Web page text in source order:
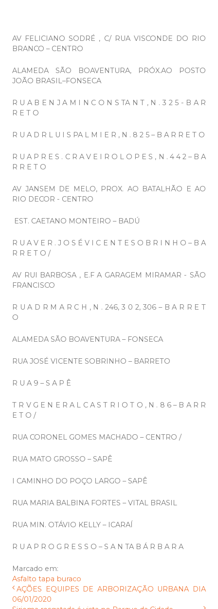
AV FELICIANO SODRÉ , C/ RUA VISCONDE DO RIO
BRANCO – CENTRO
ALAMEDA SÃO BOAVENTURA, PRÓX.AO POSTO
JOÃO BRASIL–FONSECA
R U A B E N J A M I N C O N S TA N T , N . 3 2 5 - B A R
R E T O
R U A D R L U I S PA L M I E R , N . 8 2 5 – B A R R E T O
R U A P R E S . C R A V E I R O L O P E S , N . 4 4 2 – B A
R R E T O
AV JANSEM DE MELO, PROX. AO BATALHÃO E AO
RIO DECOR - CENTRO
EST. CAETANO MONTEIRO – BADÚ
R U A V E R . J O S É V I C E N T E S O B R I N H O – B A
R R E T O /
AV RUI BARBOSA , E.F A GARAGEM MIRAMAR - SÃO
FRANCISCO
R U A D R M A R C H , N . 246, 3 0 2, 306 – B A R R E T
O
ALAMEDA SÃO BOAVENTURA – FONSECA
RUA JOSÉ VICENTE SOBRINHO – BARRETO
R U A 9 – S A P Ê
T R V G E N E R A L C A S T R I O T O , N . 8 6 – B A R R
E T O /
RUA CORONEL GOMES MACHADO – CENTRO /
RUA MATO GROSSO – SAPÊ
I CAMINHO DO POÇO LARGO – SAPÊ
RUA MARIA BALBINA FORTES – VITAL BRASIL
RUA MIN. OTÁVIO KELLY – ICARAÍ
R U A P R O G R E S S O – S A N TA B Á R B A R A
Marcado em:
Asfalto tapa buraco
AÇÕES EQUIPES DE ARBORIZAÇÃO URBANA DIA
06/01/2020